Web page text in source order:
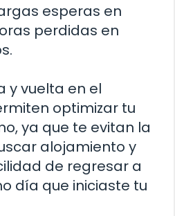
esperas en
perdidas en
y vuelta en el
optimizar tu
ya que te evitan la
alojamiento y
de regresar a
día que iniciaste tu